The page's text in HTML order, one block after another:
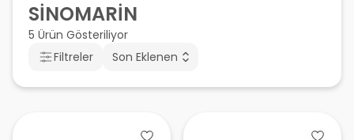
SİNOMARİN
5 Ürün Gösteriliyor
Filtreler
Son Eklenen